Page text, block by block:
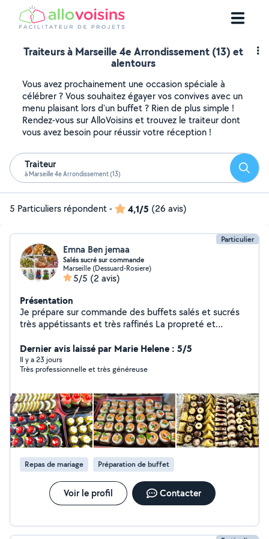
Traiteurs à Marseille 4e Arrondissement (13) et
alentours
Vous avez prochainement une occasion spéciale à
célébrer ? Vous souhaitez égayer vos convives avec un
menu plaisant lors d'un buffet ? Rien de plus simple !
Rendez-vous sur AlloVoisins et trouvez le traiteur dont
vous avez besoin pour réussir votre réception !
Traiteur
à Marseille 4e Arrondissement (13)
5 Particuliers répondent- 4,1/5 (26 avis)
Particulier
Emna Ben jemaa
Salés sucré sur commande
Marseille (Dessuard-Rosiere)
5/5 (2 avis)
Présentation
Je prépare sur commande des buffets salés et sucrés
très appétissants et très raffinés La propreté et
Dernier avis laissé par Marie Helene : 5/5
Il y a 23 jours
Très professionnelle et très généreuse
Repas de mariage Préparation de buffet
Voir le profil Contacter